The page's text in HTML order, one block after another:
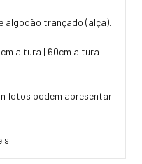
algodão trançado (alça).
altura | 60cm altura
fotos podem apresentar